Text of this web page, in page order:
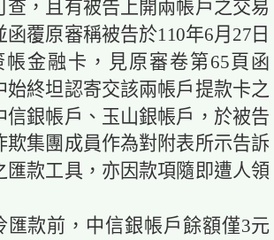
，且有被告上開兩帳戶之交易
覆原審稱被告於110年6月27日
金融卡，見原審卷第65頁函
終坦認寄交該兩帳戶提款卡之
銀帳戶、玉山銀帳戶，於被告
集團成員作為對附表所示告訴
款工具，亦因款項隨即遭人領
款前，中信銀帳戶餘額僅3元